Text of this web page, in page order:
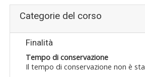
Categorie del corso
Finalità
Tempo di conservazione
Il tempo di conservazione non è